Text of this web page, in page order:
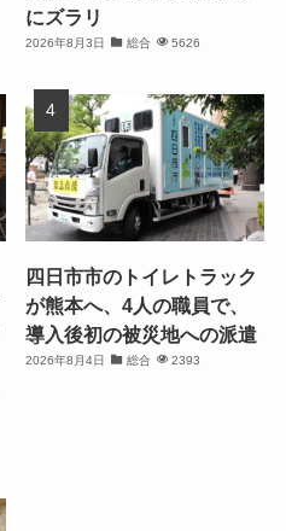
にズラリ
2026年8月3日 総合 5626
四日市市のトイレトラック
が熊本へ、4人の職員で、
導入後初の被災地への派遣
2026年8月4日 総合 2393